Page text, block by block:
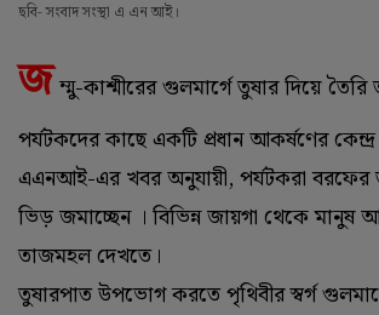
ছবি- সংবাদ সংস্থা এ এন আই।
জ ম্মু-কাশ্মীরের গুলমার্গে তুষার দিয়ে
পর্যটকদের কাছে একটি প্রধান আকর্ষণের
এএনআই-এর খবর অনুযায়ী, পর্যটকরা
ভিড় জমাচ্ছেন । বিভিন্ন জায়গা থেকে
তাজমহল দেখতে।
তুষারপাত উপভোগ করতে পৃথিবীর স্বর্গ